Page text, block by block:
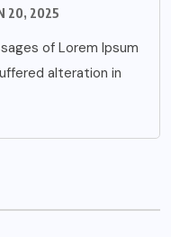
20, 2025
of Lorem Ipsum
alteration in